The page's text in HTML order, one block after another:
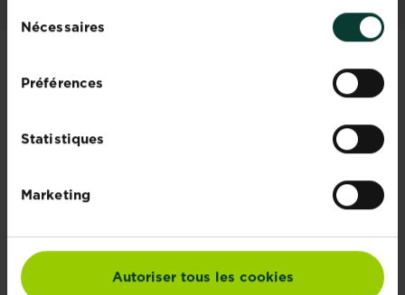
duNécessaires
Préférences
Statistiques
Marketing
Autoriser tous les cookies
S'inscrire